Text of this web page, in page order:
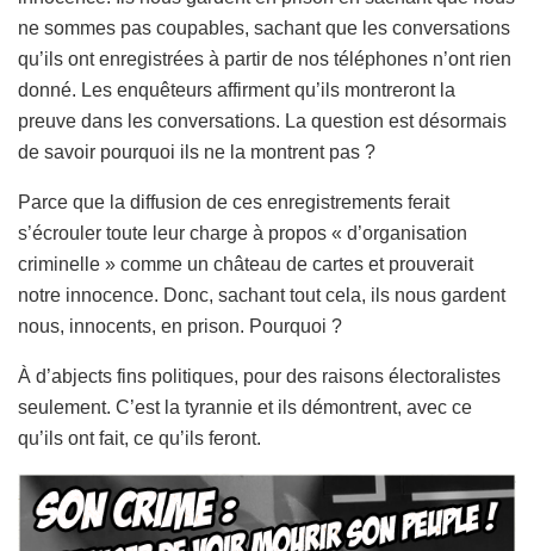
ne sommes pas coupables, sachant que les conversations
qu’ils ont enregistrées à partir de nos téléphones n’ont rien
donné. Les enquêteurs affirment qu’ils montreront la
preuve dans les conversations. La question est désormais
de savoir pourquoi ils ne la montrent pas ?
Parce que la diffusion de ces enregistrements ferait
s’écrouler toute leur charge à propos « d’organisation
criminelle » comme un château de cartes et prouverait
notre innocence. Donc, sachant tout cela, ils nous gardent
nous, innocents, en prison. Pourquoi ?
À d’abjects fins politiques, pour des raisons électoralistes
seulement. C’est la tyrannie et ils démontrent, avec ce
qu’ils ont fait, ce qu’ils feront.